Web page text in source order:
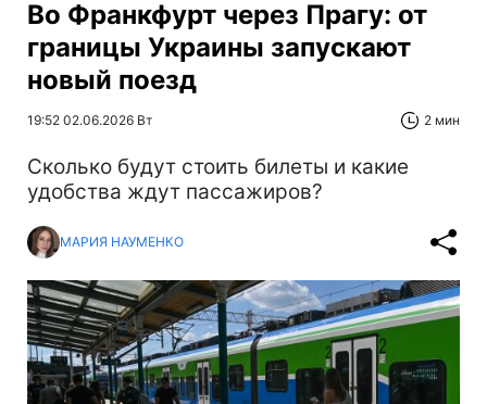
Во Франкфурт через Прагу: от
границы Украины запускают
новый поезд
19:52 02.06.2026 Вт 2 мин
Сколько будут стоить билеты и какие
удобства ждут пассажиров?
МАРИЯ НАУМЕНКО